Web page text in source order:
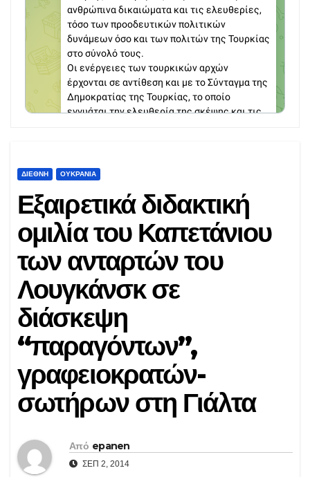
ΔΙΕΘΝΉ ΟΥΚΡΑΝΊΑ
Εξαιρετικά διδακτική
ομιλία του Καπετάνιου
των ανταρτών του
Λουγκάνσκ σε
διάσκεψη
“παραγόντων”,
γραφειοκρατών-
σωτήρων στη Γιάλτα
Από epanen
ΣΕΠ 2, 2014